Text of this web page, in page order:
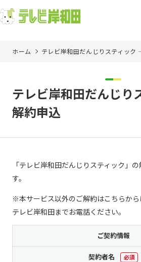
サービス
お客様サポート
お知らせ
ご加入を検討中の方
ホーム テレビ岸和田だんじりスティック
テレビ岸和田だんじり
解約申込
「テレビ岸和田だんじりスティック」
す。
※本サービス以外のご解約はこちらから
テレビ岸和田までお電話ください。
ご契約情報
契約者名 必須